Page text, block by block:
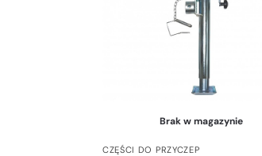
Brak w magazynie
CZĘŚCI DO PRZYCZEP